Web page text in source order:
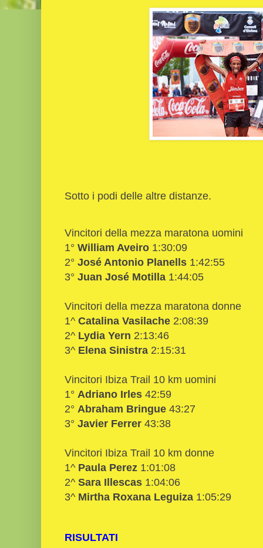
Sotto i podi delle altre distanze.
Vincitori della mezza maratona uomini
1° William Aveiro 1:30:09
2° José Antonio Planells 1:42:55
3° Juan José Motilla 1:44:05
Vincitori della mezza maratona donne
1^ Catalina Vasilache 2:08:39
2^ Lydia Yern 2:13:46
3^ Elena Sinistra 2:15:31
Vincitori Ibiza Trail 10 km uomini
1° Adriano Irles 42:59
2° Abraham Bringue 43:27
3° Javier Ferrer 43:38
Vincitori Ibiza Trail 10 km donne
1^ Paula Perez 1:01:08
2^ Sara Illescas 1:04:06
3^ Mirtha Roxana Leguiza 1:05:29
RISULTATI